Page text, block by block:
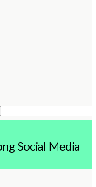
Social Media